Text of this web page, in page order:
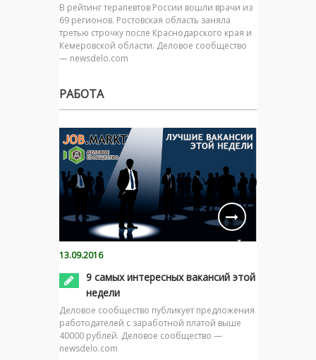
В рейтинг терапевтов России вошли врачи из
69 регионов. Ростовская область заняла
третью строчку после Краснодарского края и
Кемеровской области. Деловое сообщество
— newsdelo.com
РАБОТА
13.09.2016
9 самых интересных вакансий этой
недели
Деловое сообщество публикует предложения
работодателей с заработной платой выше
40000 рублей. Деловое сообщество —
newsdelo.com